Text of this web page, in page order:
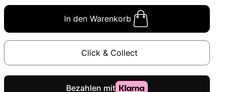
In den Warenkorb
Click & Collect